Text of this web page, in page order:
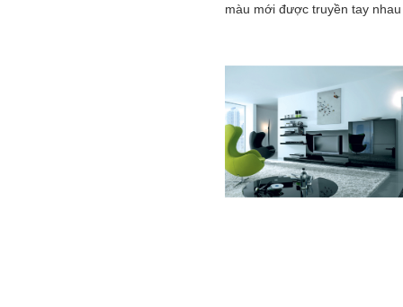
màu mới được truyền tay nhau
Ombre, cách phối màu sắc tinh
tế sao cho màu sắc chuyển
từ tông nhạt sang đậm, từ
sang tối hay ngược lại. Cùng
tìm hiểu phong các này qua
việc ...